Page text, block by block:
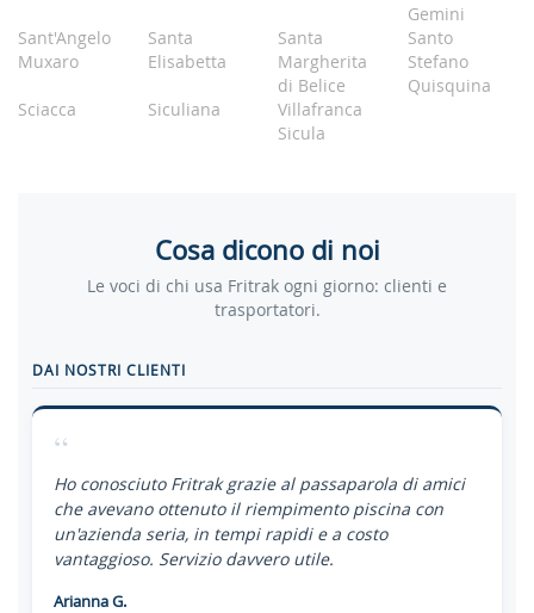
Gemini
Sant'Angelo
Muxaro
Santa
Elisabetta
Santa
Margherita
di Belice
Santo
Stefano
Quisquina
Sciacca
Siculiana
Villafranca
Sicula
Cosa dicono di noi
Le voci di chi usa Fritrak ogni giorno: clienti e
trasportatori.
DAI NOSTRI CLIENTI
“
Ho conosciuto Fritrak grazie al passaparola di amici
che avevano ottenuto il riempimento piscina con
un'azienda seria, in tempi rapidi e a costo
vantaggioso. Servizio davvero utile.
Arianna G.